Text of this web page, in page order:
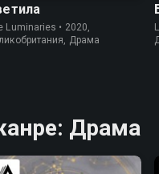
Luminaries • 2020,
Драма
Драма